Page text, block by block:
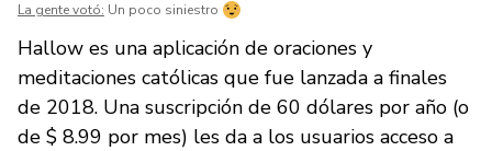
La gente votó: Un poco siniestro
Hallow es una aplicación de oraciones y
meditaciones católicas que fue lanzada a finales
de 2018. Una suscripción de 60 dólares por año (o
de $ 8.99 por mes) les da a los usuarios acceso a